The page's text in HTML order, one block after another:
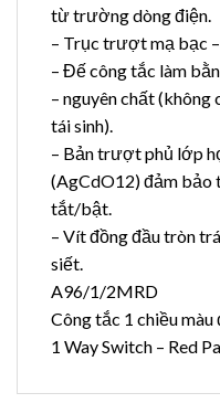
từ trường dòng điện.
– Trục trượt mạ bạc
– Đế công tắc làm
– nguyên chất (không
tái sinh).
– Bản trượt phủ lớp
(AgCdO12) đảm bảo
tắt/bật.
– Vít đồng đầu tròn
siết.
A96/1/2MRD
Công tắc 1 chiều màu
1 Way Switch – Red